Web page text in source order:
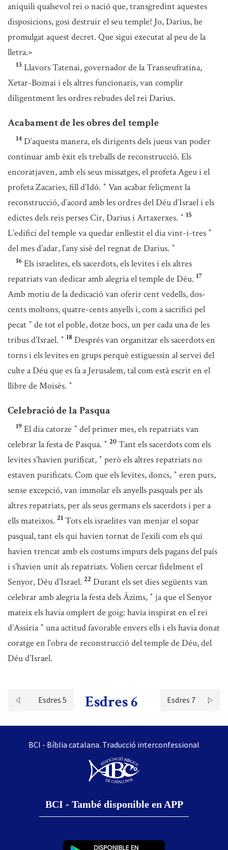
aniquili qualsevol rei o nació que, transgredint aquestes
disposicions, gosi destruir el seu temple! Jo, Darius, he
promulgat aquest decret. Que sigui executat al peu de la
lletra.»
13 Llavors Tatenai, governador de la Transeufratina,
Xetar-Boznai i els altres funcionaris, van complir
diligentment les ordres rebudes del rei Darius.
Acabament de les obres del temple
14 D’aquesta manera, els dirigents dels jueus van poder
continuar amb èxit els treballs de reconstrucció. Els
encoratjaven, amb els seus missatges, el profeta Ageu i el
profeta Zacaries, fill d’Idó. * Van acabar feliçment la
reconstrucció, d’acord amb les ordres del Déu d’Israel i els
edictes dels reis perses Cir, Darius i Artaxerxes. * 15
L’edifici del temple va quedar enllestit el dia vint-i-tres *
del mes d’adar, l’any sisè del regnat de Darius. *
16 Els israelites, els sacerdots, els levites i els altres
repatriats van dedicar amb alegria el temple de Déu. 17
Amb motiu de la dedicació van oferir cent vedells, dos-
cents moltons, quatre-cents anyells i, com a sacrifici pel
pecat * de tot el poble, dotze bocs, un per cada una de les
tribus d’Israel. * 18 Després van organitzar els sacerdots en
torns i els levites en grups perquè estiguessin al servei del
culte a Déu que es fa a Jerusalem, tal com està escrit en el
llibre de Moisès. *
Celebració de la Pasqua
19 El dia catorze * del primer mes, els repatriats van
celebrar la festa de Pasqua. * 20 Tant els sacerdots com els
levites s’havien purificat, * però els altres repatriats no
estaven purificats. Com que els levites, doncs, * eren purs,
sense excepció, van immolar els anyells pasquals per als
altres repatriats, per als seus germans els sacerdots i per a
ells mateixos. 21 Tots els israelites van menjar el sopar
pasqual, tant els qui havien tornat de l’exili com els qui
havien trencat amb els costums impurs dels pagans del país
i s’havien unit als repatriats. Volien cercar fidelment el
Senyor, Déu d’Israel. 22 Durant els set dies següents van
celebrar amb alegria la festa dels Àzims, * ja que el Senyor
mateix els havia omplert de goig: havia inspirat en el rei
d’Assíria * una actitud favorable envers ells i els havia donat
coratge en l’obra de reconstrucció del temple de Déu, del
Déu d’Israel.
Esdres 5 Esdres 6 Esdres 7
BCI - Bíblia catalana. Traducció interconfessional
BCI - També disponible en APP